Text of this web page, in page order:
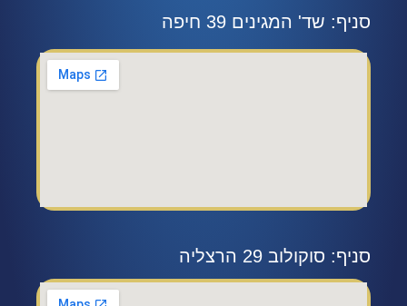
סניף: שד' המגינים 39 חיפה
סניף: סוקולוב 29 הרצליה